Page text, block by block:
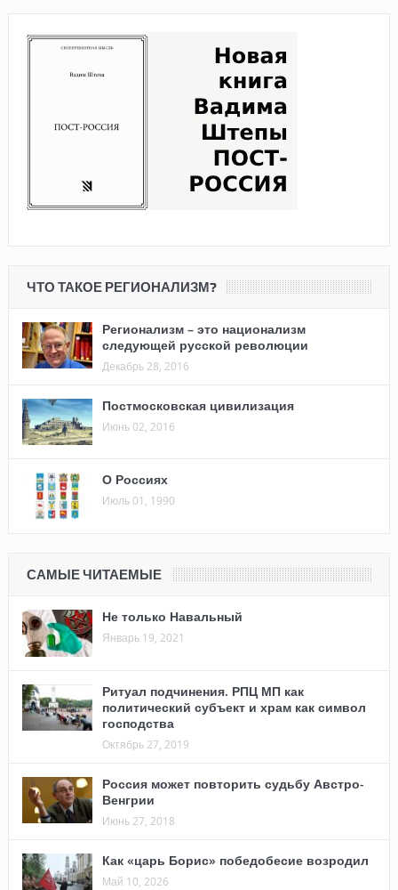
ЧТО ТАКОЕ РЕГИОНАЛИЗМ?
Регионализм – это национализм
следующей русской революции
Декабрь 28, 2016
Постмосковская цивилизация
Июнь 02, 2016
О Россиях
Июль 01, 1990
САМЫЕ ЧИТАЕМЫЕ
Не только Навальный
Январь 19, 2021
Ритуал подчинения. РПЦ МП как
политический субъект и храм как символ
господства
Октябрь 27, 2019
Россия может повторить судьбу Австро-
Венгрии
Июнь 27, 2018
Как «царь Борис» победобесие возродил
Май 10, 2026